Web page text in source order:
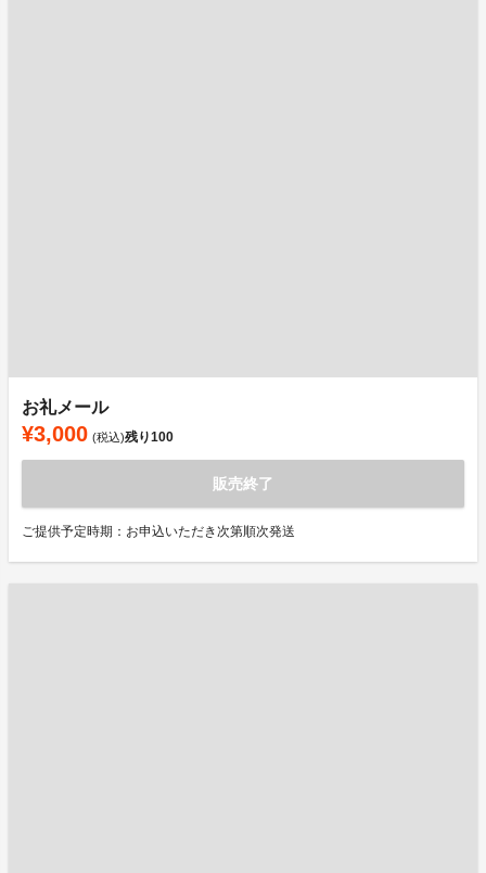
お礼メール
¥3,000 (税込)残り100
販売終了
ご提供予定時期：お申込いただき次第順次発送